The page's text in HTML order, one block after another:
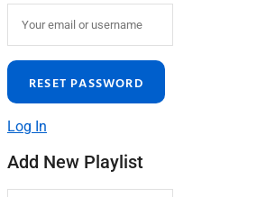
Log In
Add New Playlist